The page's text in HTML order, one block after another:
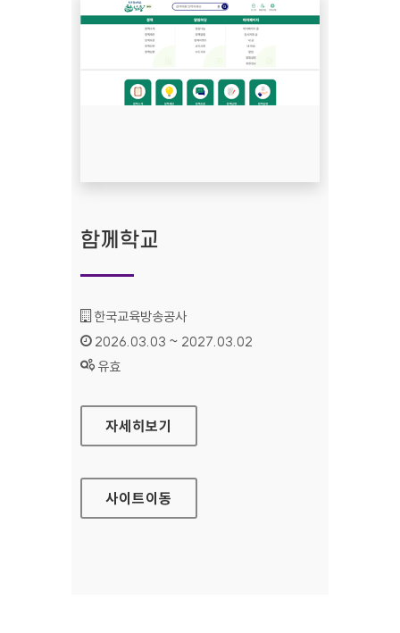
함께학교
기관명 :
한국교육방송공사
인증기간 :
2026.03.03 ~ 2027.03.02
상태 :
유효
함께학교
자세히보기
사이트이동